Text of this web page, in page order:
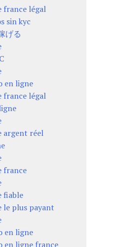
france légal
sin kyc
げる
en ligne
france légal
argent réel
france
fiable
le plus payant
en ligne
en ligne france